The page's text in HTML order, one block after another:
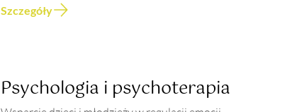
Szczegóły
Psychologia i psychoterapia